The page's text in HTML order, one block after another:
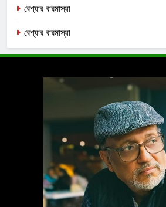
বেশ্যার বারমাস্যা
বেশ্যার বারমাস্যা